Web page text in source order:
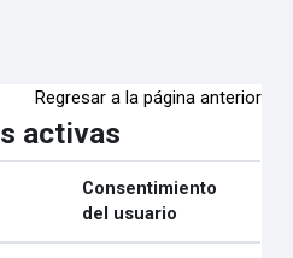
Regresar a la página anterior
activas
Consentimiento
del usuario